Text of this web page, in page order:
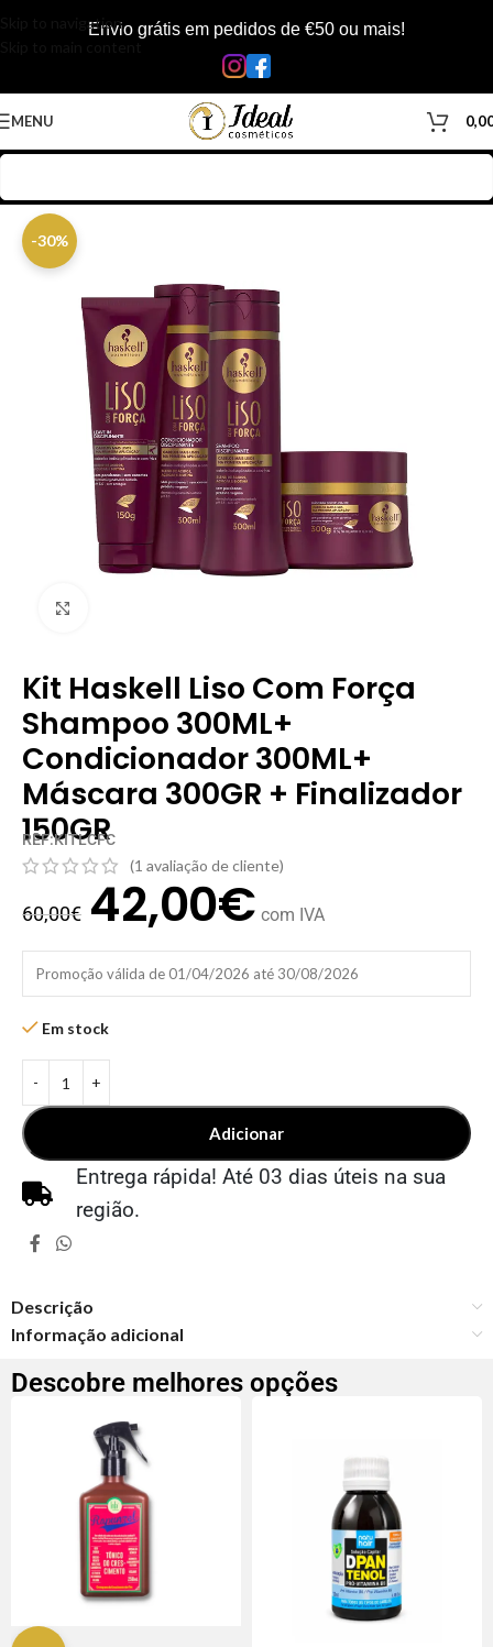
Skip to navigationEnvio grátis em pedidos de €50 ou mais!
MENU
-30%
Kit Haskell Liso Com Força
Shampoo 300ML+
Condicionador 300ML+
Máscara 300GR + Finalizador
150GR
REF:KITLCFC
(1 avaliação de cliente)
60,00€ 42,00€ com IVA
Promoção válida de 01/04/2026 até 30/08/2026
Em stock
Adicionar
Entrega rápida! Até 03 dias úteis na sua
região.
Descrição
Informação adicional
Descobre melhores opções